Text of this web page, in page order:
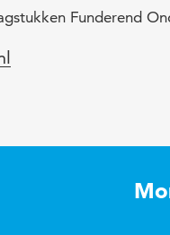
36-37
Funderend